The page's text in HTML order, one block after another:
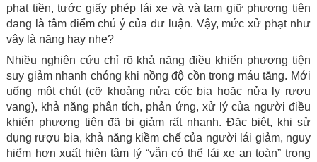
phạt tiền, tước giấy phép lái xe và và tạm giữ phương tiện
đang là tâm điểm chú ý của dư luận. Vậy, mức xử phạt như
vậy là nặng hay nhẹ?
Nhiều nghiên cứu chỉ rõ khả năng điều khiển phương tiện
suy giảm nhanh chóng khi nồng độ cồn trong máu tăng. Mới
uống một chút (cỡ khoảng nửa cốc bia hoặc nửa ly rượu
vang), khả năng phân tích, phản ứng, xử lý của người điều
khiển phương tiện đã bị giảm rất nhanh. Đặc biệt, khi sử
dụng rượu bia, khả năng kiềm chế của người lái giảm, nguy
hiểm hơn xuất hiện tâm lý “vẫn có thể lái xe an toàn” trong